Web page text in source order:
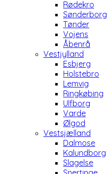
Rødekro
Sønderborg
Tønder
Vojens
Åbenrå
Vestjylland
Esbjerg
Holstebro
Lemvig
Ringkøbing
Ulfborg
Varde
Ølgod
Vestsjælland
Dalmose
Kalundborg
Slagelse